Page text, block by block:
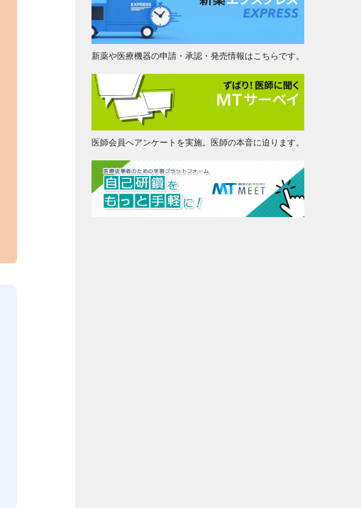
新薬や医療機器の申請・承認・発売情報はこちらです。
医師会員へアンケートを実施。医師の本音に迫ります。